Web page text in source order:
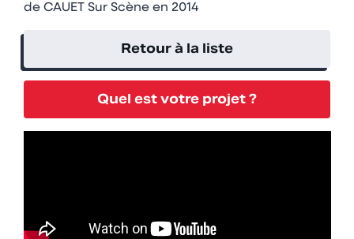
de CAUET Sur Scène en 2014
Retour à la liste
Quel est votre projet ?